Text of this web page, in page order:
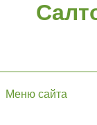
Меню сайта